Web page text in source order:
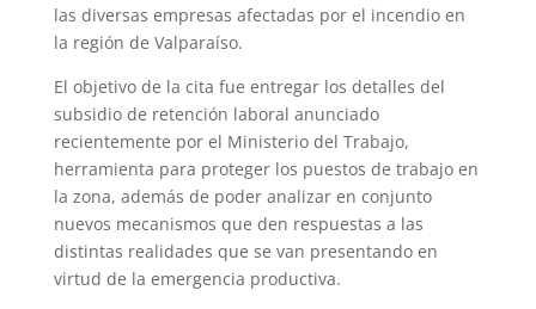
las diversas empresas afectadas por el incendio en
la región de Valparaíso.
El objetivo de la cita fue entregar los detalles del
subsidio de retención laboral anunciado
recientemente por el Ministerio del Trabajo,
herramienta para proteger los puestos de trabajo en
la zona, además de poder analizar en conjunto
nuevos mecanismos que den respuestas a las
distintas realidades que se van presentando en
virtud de la emergencia productiva.